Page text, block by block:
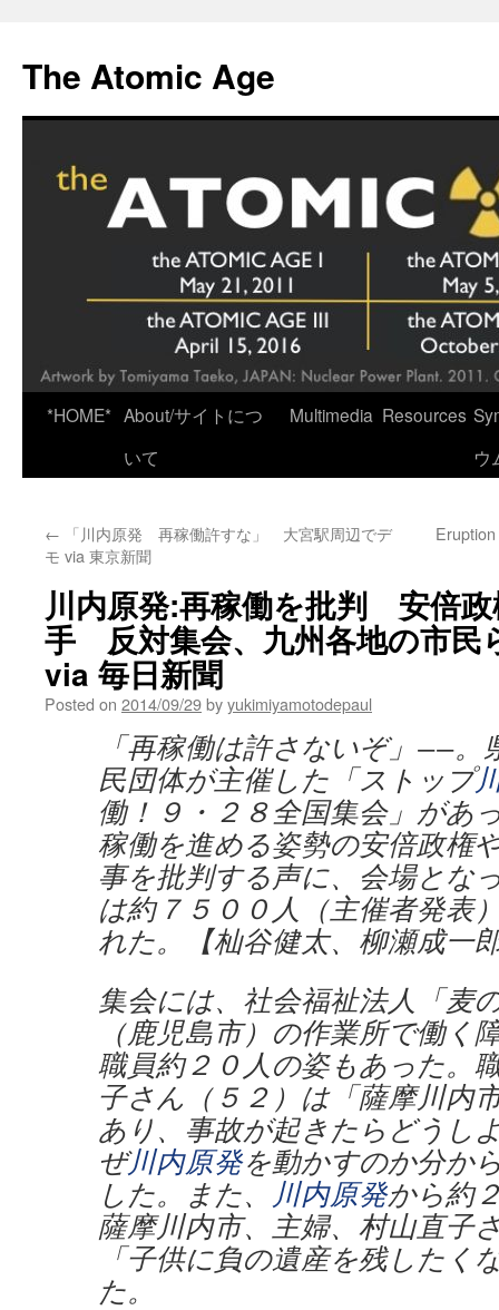
content
The Atomic Age
*HOME* About/サイトにつ
いて
Multimedia Resources
ウ
← 「川内原発 再稼働許すな」 大宮駅周辺でデ
モ via 東京新聞
川内原発:再稼働を批判 安倍
手 反対集会、九州各地の市
via 毎日新聞
Posted on 2014/09/29byyukimiyamotodepaul
「再稼働は許さないぞ」−−
民団体が主催した「ストップ
働！９・２８全国集会」があ
稼働を進める姿勢の安倍政権
事を批判する声に、会場とな
は約７５００人（主催者発表
れた。【杣谷健太、柳瀬成一
集会には、社会福祉法人「麦
（鹿児島市）の作業所で働く
職員約２０人の姿もあった。
子さん（５２）は「薩摩川内
あり、事故が起きたらどうし
ぜ川内原発を動かすのか分か
した。また、
川内原発から約
薩摩川内市、主婦、村山直子
「子供に負の遺産を残したく
た。